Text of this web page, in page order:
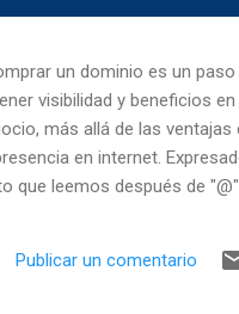
un dominio es un
visibilidad y beneficios
más allá de las
en internet.
que leemos después de
Cualquier persona
buscar un nombre que esté
Publicar un comentario